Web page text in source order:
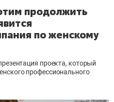
продолжить
по женскому
проекта, который
профессионального